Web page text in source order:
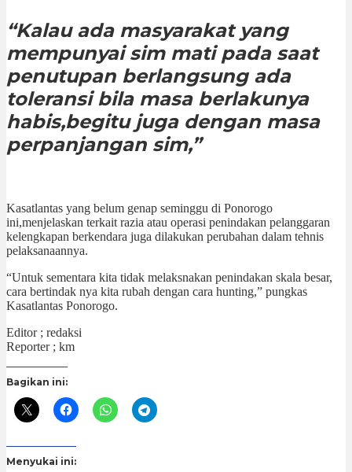
“Kalau ada masyarakat yang
mempunyai sim mati pada saat
penutupan berlangsung ada
toleransi bila masa berlakunya
habis,begitu juga dengan masa
perpanjangan sim,”
Kasatlantas yang belum genap seminggu di Ponorogo
ini,menjelaskan terkait razia atau operasi penindakan pelanggaran
kelengkapan berkendara juga dilakukan perubahan dalam tehnis
pelaksanaannya.
“Untuk sementara kita tidak melaksnakan penindakan skala besar,
cara bertindak nya kita rubah dengan cara hunting,” pungkas
Kasatlantas Ponorogo.
Editor ; redaksi
Reporter ; km
Bagikan ini:
Menyukai ini: